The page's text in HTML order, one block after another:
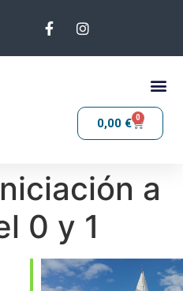
0,00 € 0
a
0 y 1